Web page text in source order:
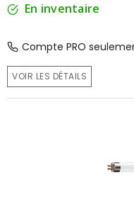
En inventaire
Compte PRO
VOIR LES DÉTAILS